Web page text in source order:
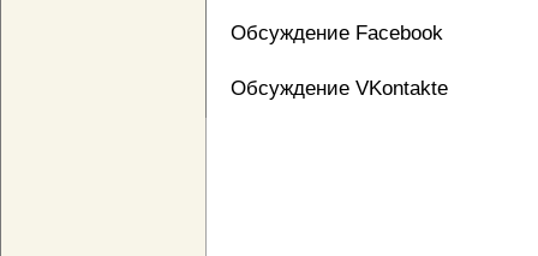
Обсуждение Facebook
Обсуждение VKontakte